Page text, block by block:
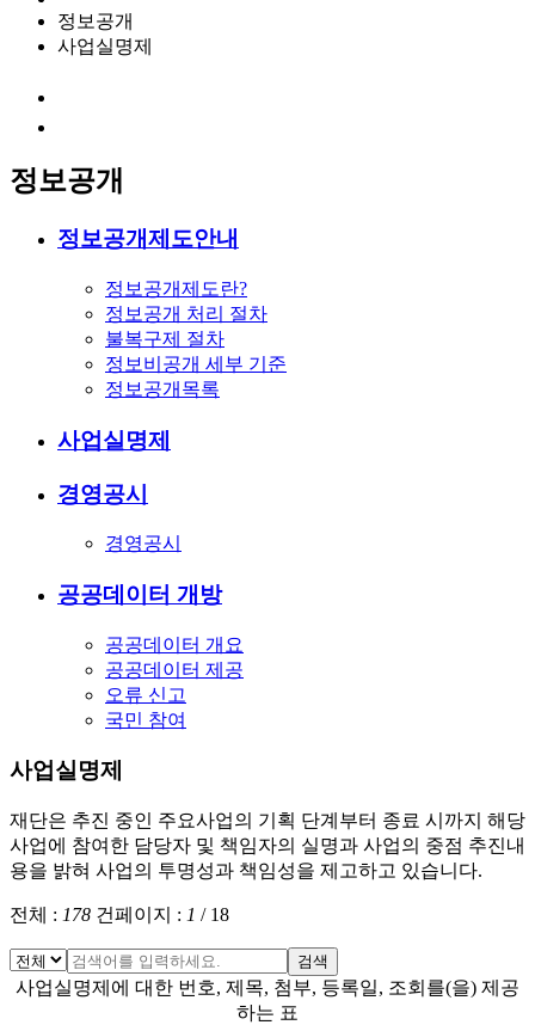
정보공개
사업실명제
정보공개
정보공개제도안내
정보공개제도란?
정보공개 처리 절차
불복구제 절차
정보비공개 세부 기준
정보공개목록
사업실명제
경영공시
경영공시
공공데이터 개방
공공데이터 개요
공공데이터 제공
오류 신고
국민 참여
사업실명제
재단은 추진 중인 주요사업의 기획 단계부터 종료 시까지 해당
사업에 참여한 담당자 및 책임자의 실명과 사업의 중점 추진내
용을 밝혀 사업의 투명성과 책임성을 제고하고 있습니다.
전체 : 178 건페이지 : 1 / 18
검색
사업실명제에 대한 번호, 제목, 첨부, 등록일, 조회를(을) 제공
하는 표